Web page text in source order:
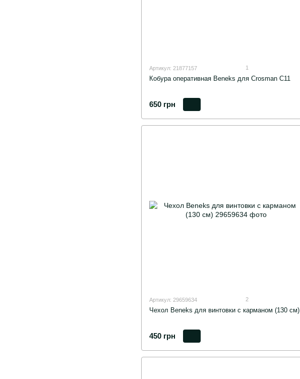
Артикул: 21877157 1
Кобура оперативная Beneks для Crosman С11
650 грн
Артикул: 29659634 2
Чехол Beneks для винтовки с карманом (130 см)
450 грн